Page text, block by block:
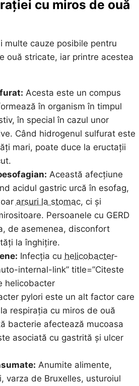
cu miros de ouă
multe cauze posibile pentru
ouă stricate, iar printre acestea
Acesta este un compus
în organism în timpul
în special în cazul unor
Când hidrogenul sulfurat este
mari, poate duce la eructații
Această afecțiune
acidul gastric urcă în esofag,
arsuri la stomac, ci și
Persoanele cu GERD
de asemenea, disconfort
la înghițire.
Infecția cu helicobacter-
internal-link” title=”Citeste
helicobacter
pylori este un alt factor care
respirația cu miros de ouă
bacterie afectează mucoasa
asociată cu gastrită și ulcer
Anumite alimente,
varza de Bruxelles, usturoiul